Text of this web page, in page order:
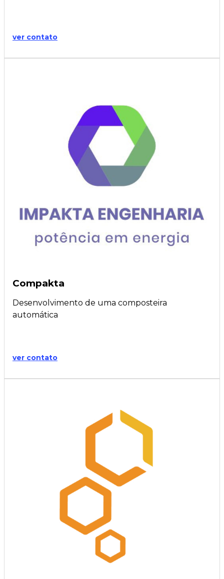
ver contato
Compakta
Desenvolvimento de uma composteira
automática
ver contato